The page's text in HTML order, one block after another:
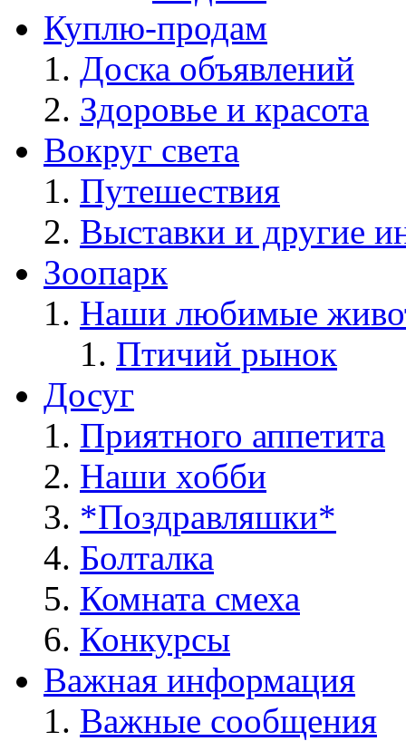
Куплю-продам
Доска объявлений
Здоровье и красота
Вокруг света
Путешествия
Выставки и другие
Зоопарк
Наши любимые
Птичий рынок
Досуг
Приятного аппетита
Наши хобби
*Поздравляшки*
Болталка
Комната смеха
Конкурсы
Важная информация
Важные сообщения